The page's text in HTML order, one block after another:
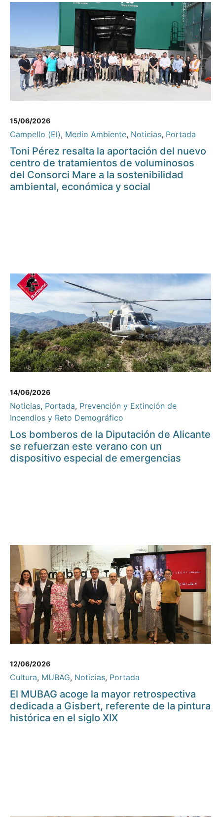
15/06/2026
Campello (El), Medio Ambiente, Noticias, Portada
Toni Pérez resalta la aportación del nuevo
centro de tratamientos de voluminosos
del Consorci Mare a la sostenibilidad
ambiental, económica y social
14/06/2026
Noticias, Portada, Prevención y Extinción de
Incendios y Reto Demográfico
Los bomberos de la Diputación de Alicante
se refuerzan este verano con un
dispositivo especial de emergencias
12/06/2026
Cultura, MUBAG, Noticias, Portada
El MUBAG acoge la mayor retrospectiva
dedicada a Gisbert, referente de la pintura
histórica en el siglo XIX